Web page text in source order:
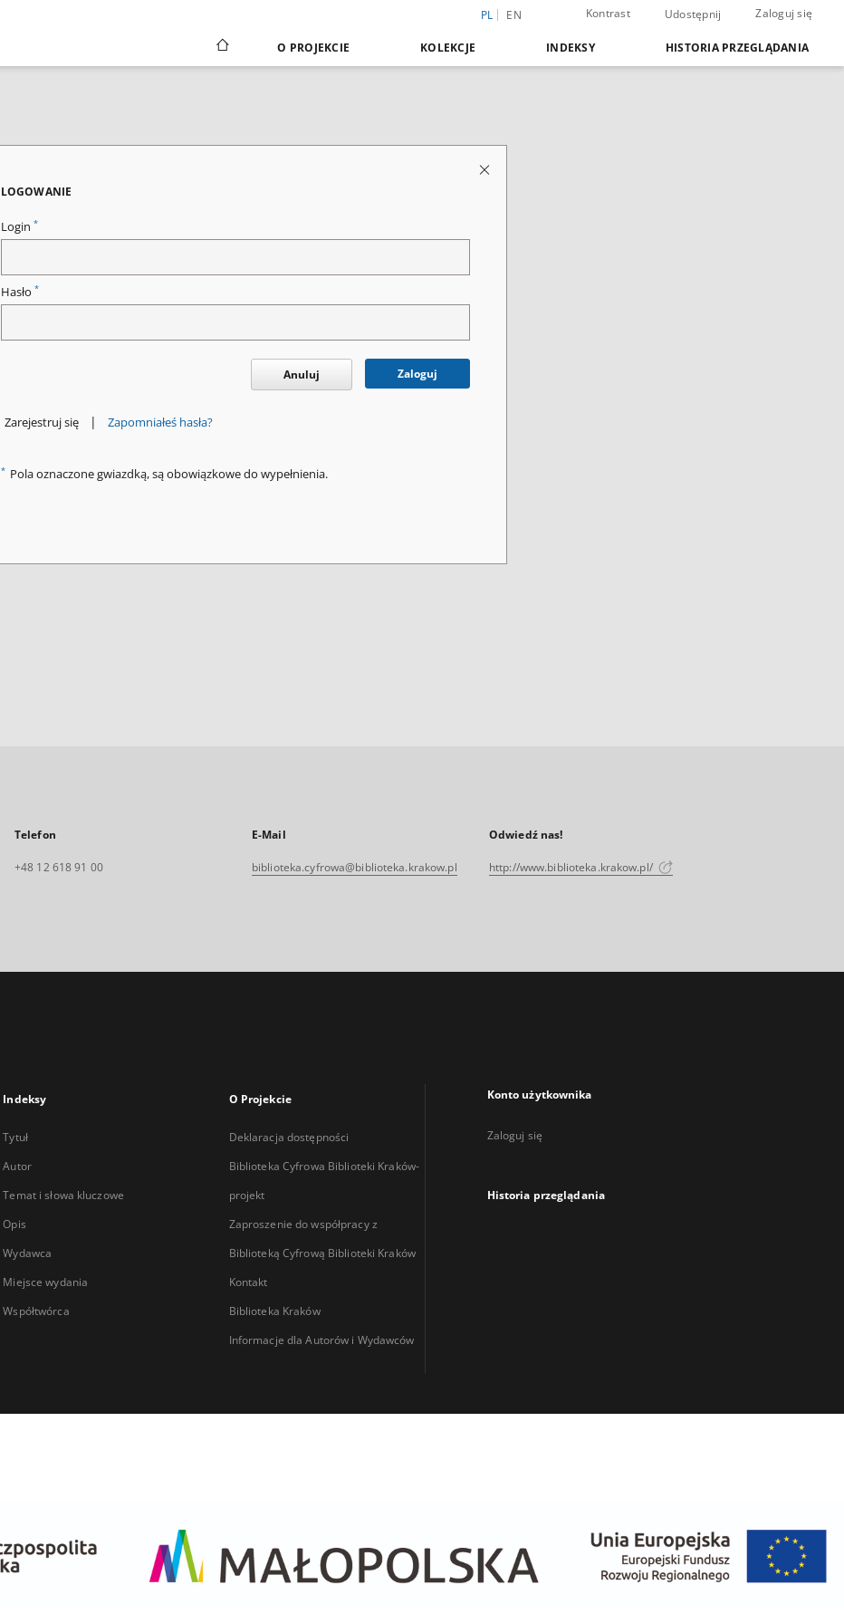
PL EN Kontrast Udostępnij Zaloguj się
O PROJEKCIE KOLEKCJE INDEKSY HISTORIA PRZEGLĄDANIA
LOGOWANIE
Login *
Hasło *
Anuluj Zaloguj
Zarejestruj się | Zapomniałeś hasła?
* Pola oznaczone gwiazdką, są obowiązkowe do wypełnienia.
Telefon
+48 12 618 91 00
E-Mail
biblioteka.cyfrowa@biblioteka.krakow.pl
Odwiedź nas!
http://www.biblioteka.krakow.pl/
Indeksy
Tytuł
Autor
Temat i słowa kluczowe
Opis
Wydawca
Miejsce wydania
Współtwórca
O Projekcie
Deklaracja dostępności
Biblioteka Cyfrowa Biblioteki Kraków-
projekt
Zaproszenie do współpracy z
Biblioteką Cyfrową Biblioteki Kraków
Kontakt
Biblioteka Kraków
Informacje dla Autorów i Wydawców
Konto użytkownika
Zaloguj się
Historia przeglądania